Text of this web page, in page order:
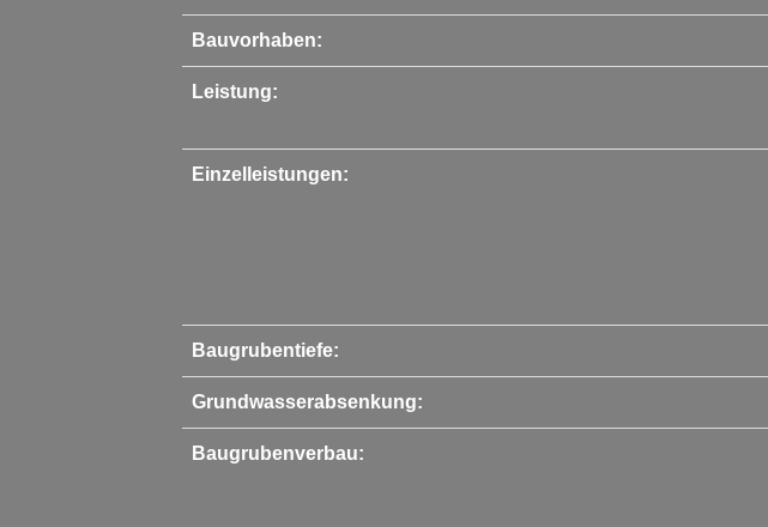
Bauvorhaben:
Leistung:
Einzelleistungen:
Baugrubentiefe:
Grundwasserabsenkung:
Baugrubenverbau: